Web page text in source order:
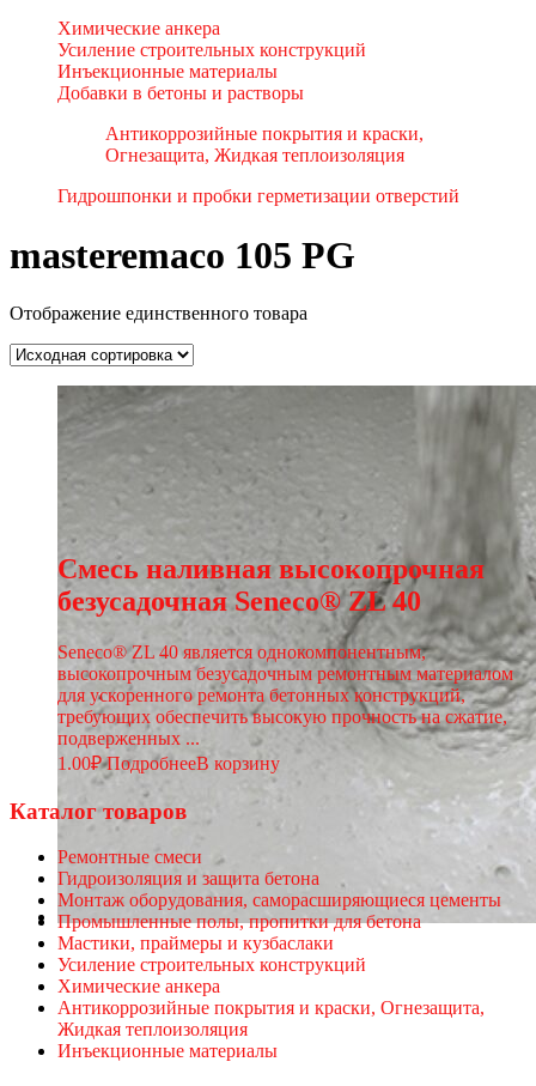
Химические анкера
Усиление строительных конструкций
Инъекционные материалы
Добавки в бетоны и растворы
Антикоррозийные покрытия и краски,
Огнезащита, Жидкая теплоизоляция
Гидрошпонки и пробки герметизации отверстий
masteremaco 105 PG
Отображение единственного товара
Смесь наливная высокопрочная
безусадочная Seneco® ZL 40
Seneco® ZL 40 является однокомпонентным,
высокопрочным безусадочным ремонтным материалом
для ускоренного ремонта бетонных конструкций,
требующих обеспечить высокую прочность на сжатие,
подверженных ...
1.00₽ ПодробнееВ корзину
Каталог товаров
Ремонтные смеси
Гидроизоляция и защита бетона
Монтаж оборудования, саморасширяющиеся цементы
Промышленные полы, пропитки для бетона
Мастики, праймеры и кузбаслаки
Усиление строительных конструкций
Химические анкера
Антикоррозийные покрытия и краски, Огнезащита,
Жидкая теплоизоляция
Инъекционные материалы